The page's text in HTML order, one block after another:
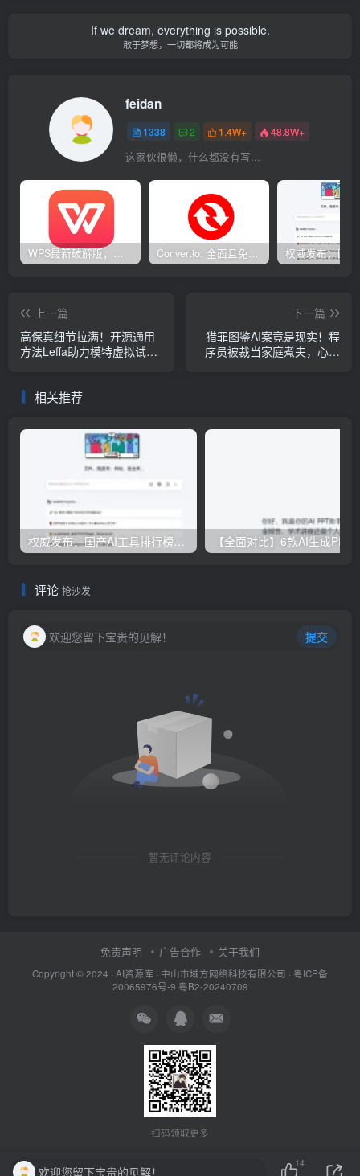
If we dream, everything is possible.
敢于梦想，一切都将成为可能
feidan
1338 2 1.4W+ 48.8W+
这家伙很懒，什么都没有写...
WPS最新破解版，已永久激活，无限制使用！ Convertio: 全面且免费的在线文件转换工具
上一篇
高保真细节拉满！开源通用
方法Leffa助力模特虚拟试穿
下一篇
猎罪图鉴AI案竟是现实！程
序员被裁当家庭煮夫，心理
相关推荐
权威发布：国产AI工具排行榜TOP10，必备神器一览无余
评论 抢沙发
欢迎您留下宝贵的见解！ 提交
暂无评论内容
免责声明 广告合作 关于我们
Copyright © 2024 · AI资源库 · 中山市域方网络科技有限公司 · 粤ICP备
20065976号-9 粤B2-20240709
扫码领取更多
欢迎您留下宝贵的见解！
14